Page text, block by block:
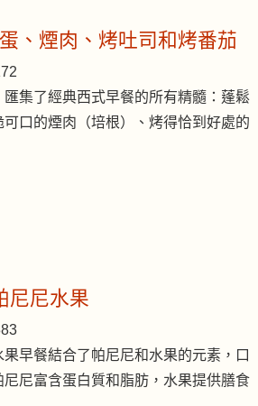
、煙肉、烤吐司和烤番茄
集了經典西式早餐的所有精髓：蓬鬆
口的煙肉（培根）、烤得恰到好處的
尼尼水果
早餐結合了帕尼尼和水果的元素，口
尼富含蛋白質和脂肪，水果提供膳食